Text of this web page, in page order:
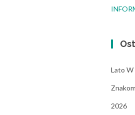
Lato W
2026